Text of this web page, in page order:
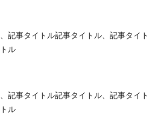
記事タイトル記事タイトル、記事タイト
ル
記事タイトル記事タイトル、記事タイト
ル